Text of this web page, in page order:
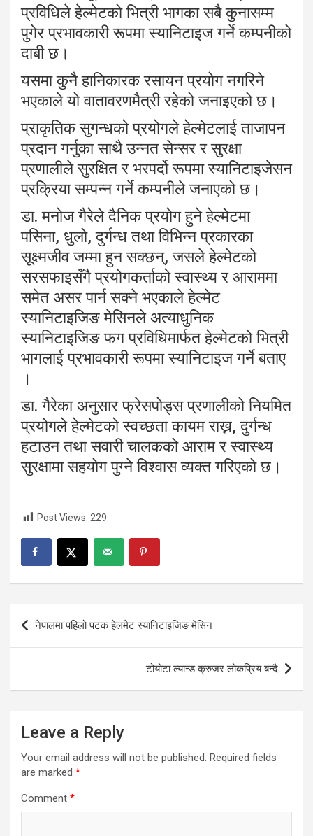
प्रविधिले हेल्मेटको भित्री भागका सबै कुनासम्म
पुगेर प्रभावकारी रूपमा स्यानिटाइज गर्ने कम्पनीको
दाबी छ।
यसमा कुनै हानिकारक रसायन प्रयोग नगरिने
भएकाले यो वातावरणमैत्री रहेको जनाइएको छ।
प्राकृतिक सुगन्धको प्रयोगले हेल्मेटलाई ताजापन
प्रदान गर्नुका साथै उन्नत सेन्सर र सुरक्षा
प्रणालीले सुरक्षित र भरपर्दो रूपमा स्यानिटाइजेसन
प्रक्रिया सम्पन्न गर्ने कम्पनीले जनाएको छ।
डा. मनोज गैरेले दैनिक प्रयोग हुने हेल्मेटमा
पसिना, धुलो, दुर्गन्ध तथा विभिन्न प्रकारका
सूक्ष्मजीव जम्मा हुन सक्छन्, जसले हेल्मेटको
सरसफाइसँगै प्रयोगकर्ताको स्वास्थ्य र आराममा
समेत असर पार्न सक्ने भएकाले हेल्मेट
स्यानिटाइजिङ मेसिनले अत्याधुनिक
स्यानिटाइजिङ फग प्रविधिमार्फत हेल्मेटको भित्री
भागलाई प्रभावकारी रूपमा स्यानिटाइज गर्ने बताए
।
डा. गैरेका अनुसार फ्रेसपोड्स प्रणालीको नियमित
प्रयोगले हेल्मेटको स्वच्छता कायम राख्न, दुर्गन्ध
हटाउन तथा सवारी चालकको आराम र स्वास्थ्य
सुरक्षामा सहयोग पुग्ने विश्वास व्यक्त गरिएको छ।
Post Views: 229
Post
navigation
नेपालमा पहिलो पटक हेलमेट स्यानिटाइजिङ मेसिन
टोयोटा ल्यान्ड क्रुजर लोकप्रिय बन्दै
Leave a Reply
Your email address will not be published. Required fields
are marked *
Comment *